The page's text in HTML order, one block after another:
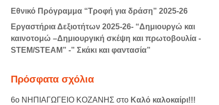
Εθνικό Πρόγραμμα “Τροφή για δράση” 2025-26
Εργαστήρια Δεξιοτήτων 2025-26- “Δημιουργώ και
καινοτομώ –Δημιουργική σκέψη και πρωτοβουλία -
STEM/STEAM” -” Σκάκι και φαντασία”
Πρόσφατα σχόλια
6ο ΝΗΠΙΑΓΩΓΕΙΟ ΚΟΖΑΝΗΣ στο Καλό καλοκαίρι!!!